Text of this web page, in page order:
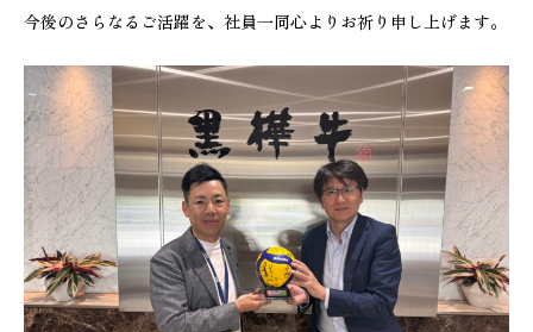
今後のさらなるご活躍を、社員一同心よりお祈り申し上げます。